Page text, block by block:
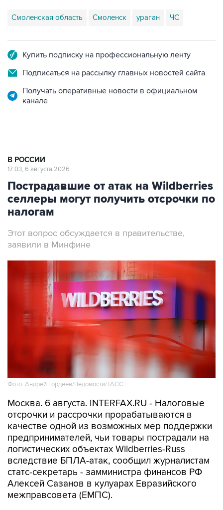
Смоленская область Смоленск ураган ЧС
Купить подписку на профессиональную ленту
Подписаться на рассылку главных новостей сайта
Получать оперативные новости в официальном
канале
В РОССИИ
17:03, 6 августа 2026
Пострадавшие от атак на Wildberries
селлеры могут получить отсрочки по
налогам
Этот вопрос обсуждается в правительстве,
заявили в Минфине
Фото: Андрей Гордеев/Ведомости/ТАСС
Москва. 6 августа. INTERFAX.RU - Налоговые
отсрочки и рассрочки прорабатываются в
качестве одной из возможных мер поддержки
предпринимателей, чьи товары пострадали на
логистических объектах Wildberries-Russ
вследствие БПЛА-атак, сообщил журналистам
статс-секретарь - замминистра финансов РФ
Алексей Сазанов в кулуарах Евразийского
межправсовета (ЕМПС).